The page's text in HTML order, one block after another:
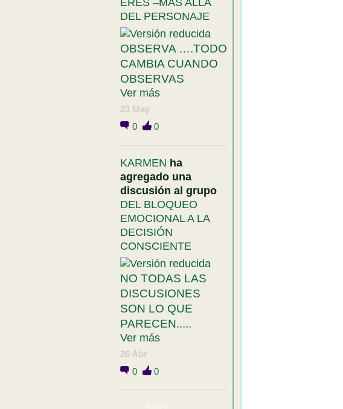
ERES –MÁS ALLÁ
DEL PERSONAJE
OBSERVA ….TODO
CAMBIA CUANDO
OBSERVAS
Ver más
23 May
0
0
KARMEN ha
agregado una
discusión al grupo
DEL BLOQUEO
EMOCIONAL A LA
DECISIÓN
CONSCIENTE
NO TODAS LAS
DISCUSIONES
SON LO QUE
PARECEN.....
Ver más
26 Abr
0
0